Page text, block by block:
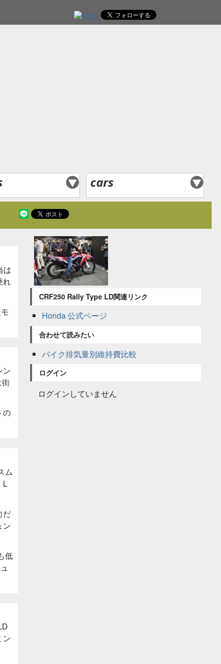
cars
は
れ
ン
街
の
ム
L
だ
ン
低
ン
CRF250 Rally Type LD関連リンク
Honda 公式ページ
合わせて読みたい
バイク排気量別維持費比較
ログイン
ログインしていません